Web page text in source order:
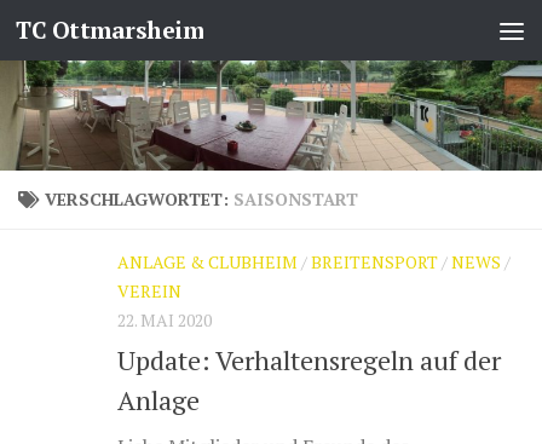
Zum Inhalt springen
TC Ottmarsheim
VERSCHLAGWORTET: SAISONSTART
ANLAGE & CLUBHEIM /BREITENSPORT/NEWS /
VEREIN
22. MAI 2020
Update: Verhaltensregeln auf der
Anlage